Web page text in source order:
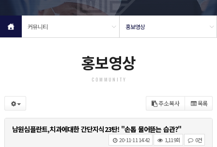
커뮤니티 홍보영상
홍보영상
COMMUNITY
주소복사 목록
남원심플란트,치과에대한 간단지식23탄! "손톱 물어뜯는 습관?"
20-11-11 14:42 1,119회 0건